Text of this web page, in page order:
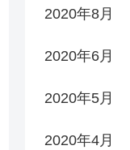
2020年8月
2020年6月
2020年5月
2020年4月